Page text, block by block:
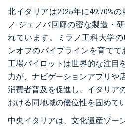
北イタリアは2025年に49.70%
ノ-ジェノバ回廊の密な製造・
れています。ミラノ工科大学
ンオフのパイプラインを育てて
工場パイロットは世界的な注目
力が、ナビゲーションアプリや
消費者普及を促進し、イタリア
おける同地域の優位性を固めて
中央イタリアは、文化遺産ゾー